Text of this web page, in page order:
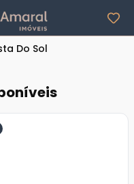
Do Sol